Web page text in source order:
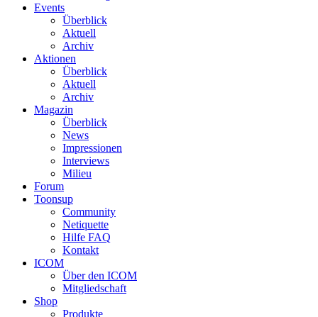
Events
Überblick
Aktuell
Archiv
Aktionen
Überblick
Aktuell
Archiv
Magazin
Überblick
News
Impressionen
Interviews
Milieu
Forum
Toonsup
Community
Netiquette
Hilfe FAQ
Kontakt
ICOM
Über den ICOM
Mitgliedschaft
Shop
Produkte